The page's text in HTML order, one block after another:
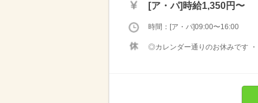
[ア・パ] 時給1,350円〜
時間：[ア・パ]09:00〜16:00
◎カレンダー通りのお休みです